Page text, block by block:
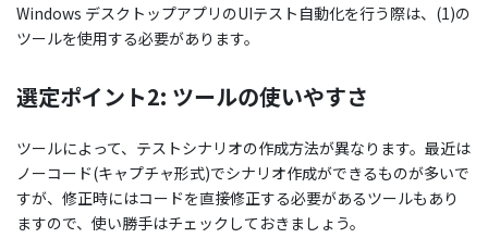
Windows デスクトップアプリのUIテスト自動化を行う際は、(1)の
ツールを使用する必要があります。
選定ポイント2: ツールの使いやすさ
ツールによって、テストシナリオの作成方法が異なります。最近は
ノーコード(キャプチャ形式)でシナリオ作成ができるものが多いで
すが、修正時にはコードを直接修正する必要があるツールもあり
ますので、使い勝手はチェックしておきましょう。